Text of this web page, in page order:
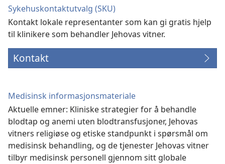
Sykehuskontaktutvalg (SKU)
Kontakt lokale representanter som kan gi gratis hjelp
til klinikere som behandler Jehovas vitner.
Kontakt
Medisinsk informasjonsmateriale
Aktuelle emner: Kliniske strategier for å behandle
blodtap og anemi uten blodtransfusjoner, Jehovas
vitners religiøse og etiske standpunkt i spørsmål om
medisinsk behandling, og de tjenester Jehovas vitner
tilbyr medisinsk personell gjennom sitt globale